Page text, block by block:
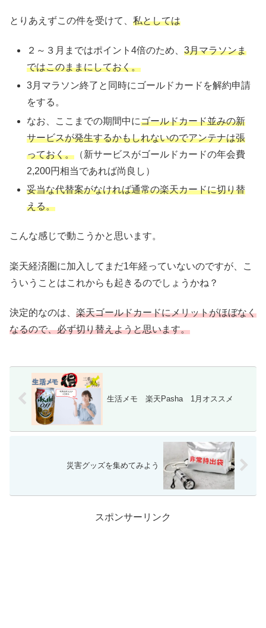
とりあえずこの件を受けて、 私としては
２～３月まではポイント4倍のため、3月マラソンま
ではこのままにしておく。
3月マラソン終了と同時にゴールドカードを解約申請
をする。
なお、ここまでの期間中にゴールドカード並みの新
サービスが発生するかもしれないのでアンテナは張
っておく。 （新サービスがゴールドカードの年会費
2,200円相当であれば尚良し）
妥当な代替案がなければ通常の楽天カードに切り替
える。
こんな感じで動こうかと思います。
楽天経済圏に加入してまだ1年経っていないのですが、こ
ういうことはこれからも起きるのでしょうかね？
決定的なのは、 楽天ゴールドカードにメリットがほぼなく
なるので、必ず切り替えようと思います。
生活メモ 楽天Pasha 1月オススメ
災害グッズを集めてみよう
スポンサーリンク